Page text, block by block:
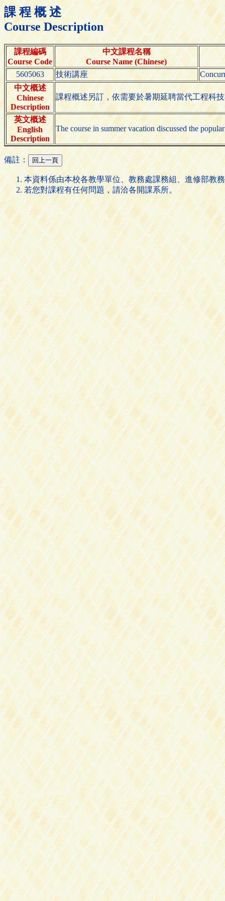
課 程 概 述
Course Description
課程編碼
Course Code
中文課程名稱
Course Name (Chinese)
5605063
技術講座
中文概述
Chinese
Description
課程概述另訂，依需要於暑期延聘當代工程科
英文概述
English
Description
The course in summer vacation discussed the
備註：
本資料係由本校各教學單位、教務處課務組、進修部教
若您對課程有任何問題，請洽各開課系所。